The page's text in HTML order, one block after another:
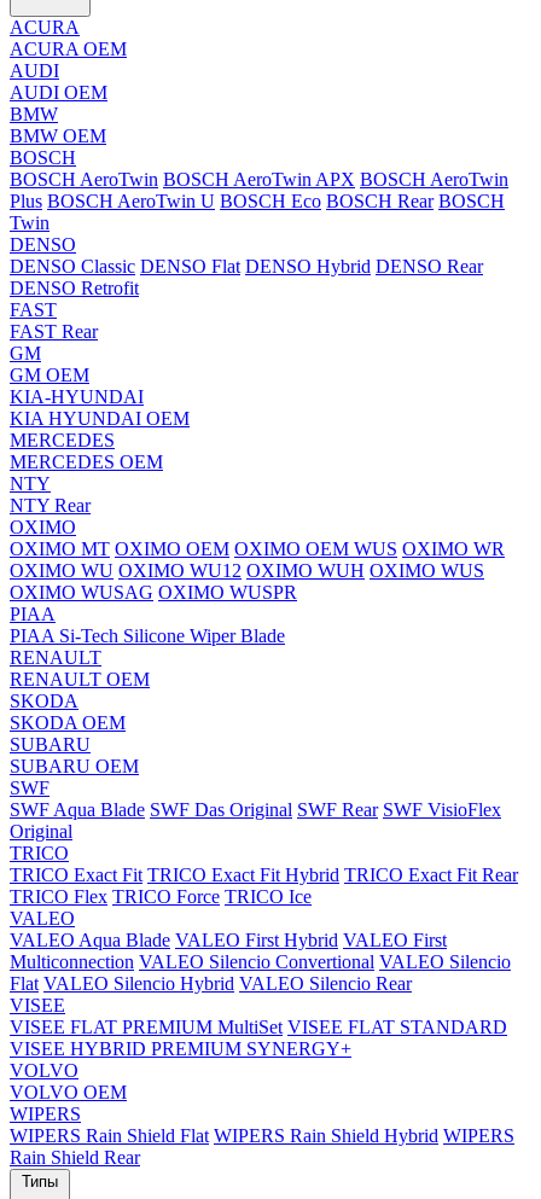
ACURA
ACURA OEM
AUDI
AUDI OEM
BMW
BMW OEM
BOSCH
BOSCH AeroTwin BOSCH AeroTwin APX BOSCH AeroTwin
Plus BOSCH AeroTwin U BOSCH Eco BOSCH Rear BOSCH
Twin
DENSO
DENSO Classic DENSO Flat DENSO Hybrid DENSO Rear
DENSO Retrofit
FAST
FAST Rear
GM
GM OEM
KIA-HYUNDAI
KIA HYUNDAI OEM
MERCEDES
MERCEDES OEM
NTY
NTY Rear
OXIMO
OXIMO MT OXIMO OEM OXIMO OEM WUS OXIMO WR
OXIMO WU OXIMO WU12 OXIMO WUH OXIMO WUS
OXIMO WUSAG OXIMO WUSPR
PIAA
PIAA Si-Tech Silicone Wiper Blade
RENAULT
RENAULT OEM
SKODA
SKODA OEM
SUBARU
SUBARU OEM
SWF
SWF Aqua Blade SWF Das Original SWF Rear SWF VisioFlex
Original
TRICO
TRICO Exact Fit TRICO Exact Fit Hybrid TRICO Exact Fit Rear
TRICO Flex TRICO Force TRICO Ice
VALEO
VALEO Aqua Blade VALEO First Hybrid VALEO First
Multiconnection VALEO Silencio Convertional VALEO Silencio
Flat VALEO Silencio Hybrid VALEO Silencio Rear
VISEE
VISEE FLAT PREMIUM MultiSet VISEE FLAT STANDARD
VISEE HYBRID PREMIUM SYNERGY+
VOLVO
VOLVO OEM
WIPERS
WIPERS Rain Shield Flat WIPERS Rain Shield Hybrid WIPERS
Rain Shield Rear
Типы